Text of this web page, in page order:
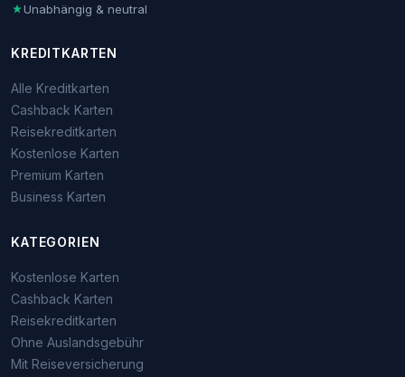
Unabhängig & neutral
KREDITKARTEN
Alle Kreditkarten
Cashback Karten
Reisekreditkarten
Kostenlose Karten
Premium Karten
Business Karten
KATEGORIEN
Kostenlose Karten
Cashback Karten
Reisekreditkarten
Ohne Auslandsgebühr
Mit Reiseversicherung